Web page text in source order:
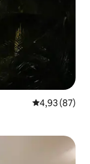
4,93 ud af 5 i
4,93 (87)